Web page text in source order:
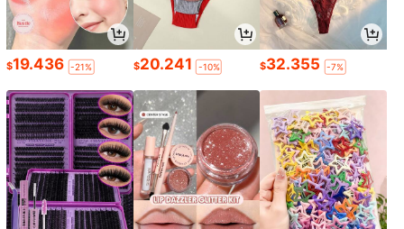
$19.436 -21% $20.241 -10% $32.355 -7%